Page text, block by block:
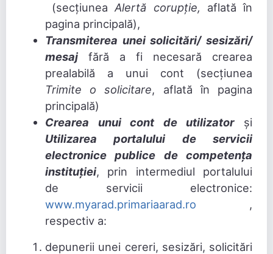
(secțiuneaAlertă corupție, aflată în
pagina principală),
Transmiterea unei solicitări/ sesizări/
mesaj fără a fi necesară crearea
prealabilă a unui cont (secțiunea
Trimite o solicitare, aflată în pagina
principală)
Crearea unui cont de utilizatorși
Utilizarea portalului de servicii
electronice publice de competența
instituției, prin intermediul portalului
de servicii electronice:
www.myarad.primariaarad.ro ,
respectiv a:
depunerii unei cereri, sesizări, solicitări